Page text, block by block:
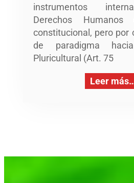
instrumentos
Derechos Humanos
constitucional, pero por
de paradigma
Pluricultural (Art. 75
Leer